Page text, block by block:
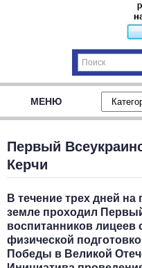
МЕНЮ
Первый
Керчи
В течение трех дней на
земле проходил
воспитанников лицеев
физической
Победы в Великой